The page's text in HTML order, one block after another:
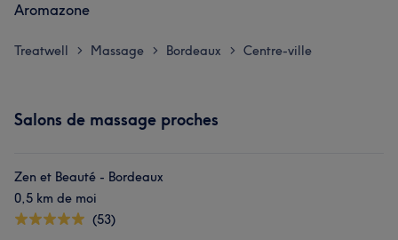
Aromazone
Treatwell > Massage > Bordeaux > Centre-ville
Salons de massage proches
Zen et Beauté - Bordeaux
0,5 km de moi
(53)